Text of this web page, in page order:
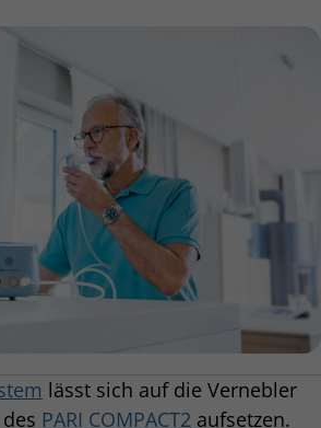
lässt sich auf die Vernebler
PARI COMPACT2 aufsetzen.